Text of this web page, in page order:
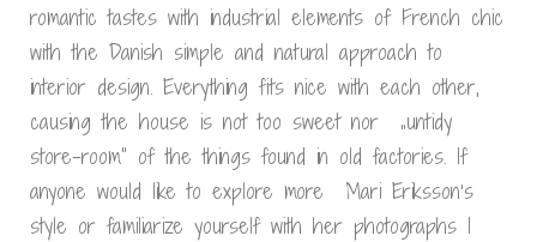
romantic tastes with industrial elements of French chic
with the Danish simple and natural approach to
interior design. Everything fits nice with each other,
causing the house is not too sweet nor „untidy
store-room” of the things found in old factories. If
anyone would like to explore more Mari Eriksson’s
style or familiarize yourself with her photographs I